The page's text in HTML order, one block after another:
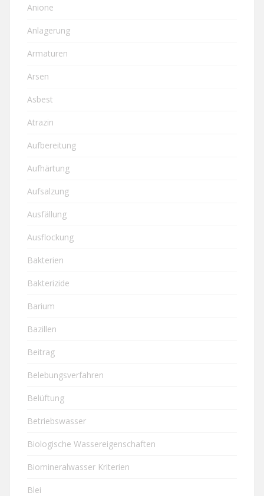
Anione
Anlagerung
Armaturen
Arsen
Asbest
Atrazin
Aufbereitung
Aufhärtung
Aufsalzung
Ausfällung
Ausflockung
Bakterien
Bakterizide
Barium
Bazillen
Beitrag
Belebungsverfahren
Belüftung
Betriebswasser
Biologische Wassereigenschaften
Biomineralwasser Kriterien
Blei